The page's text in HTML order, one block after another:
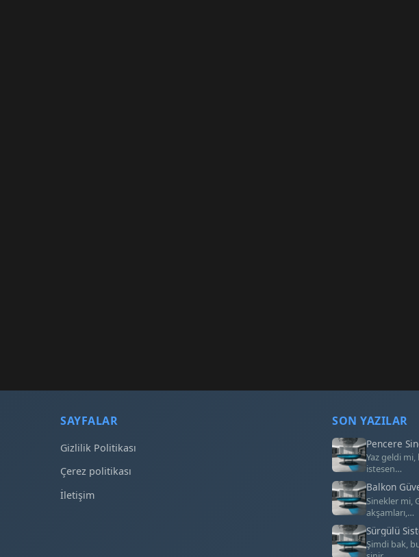
SAYFALAR
Gizlilik Politikası
Çerez politikası
İletişim
SON YAZILAR
Pencere
Yaz geldi mi,
istesen…
Balkon
Sinekler mi,
akşamları,…
Sürgülü
Şimdi bak,